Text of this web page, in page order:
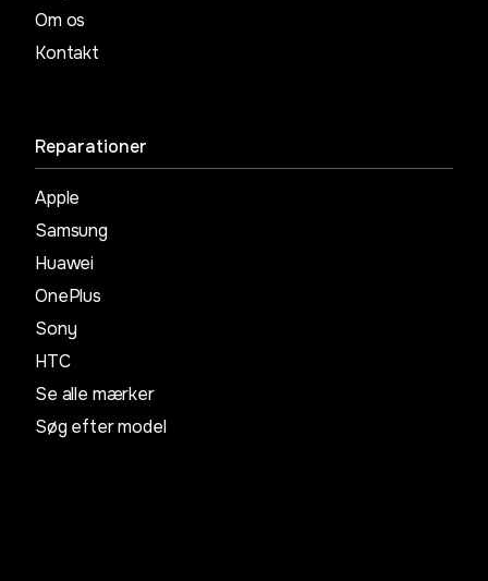
Om os
Kontakt
Reparationer
Apple
Samsung
Huawei
OnePlus
Sony
HTC
Se alle mærker
Søg efter model